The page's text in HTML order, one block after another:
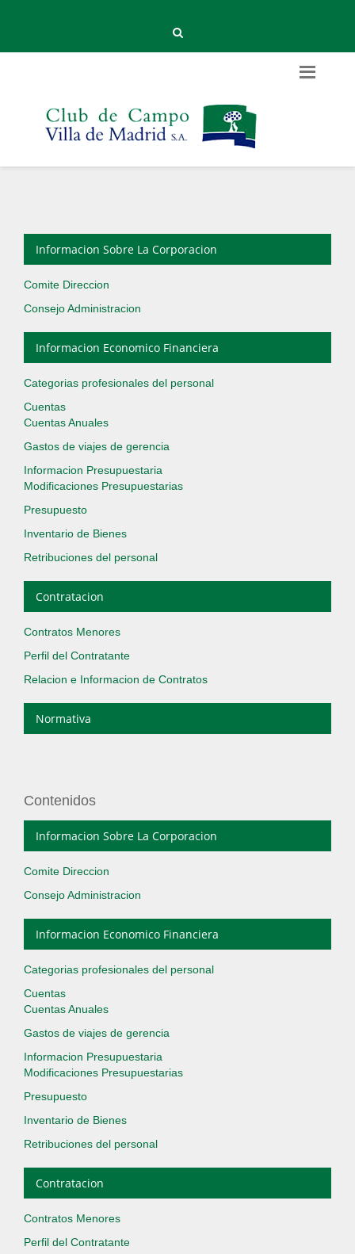
Informacion Sobre La Corporacion
Comite Direccion
Consejo Administracion
Informacion Economico Financiera
Categorias profesionales del personal
Cuentas
Cuentas Anuales
Gastos de viajes de gerencia
Informacion Presupuestaria
Modificaciones Presupuestarias
Presupuesto
Inventario de Bienes
Retribuciones del personal
Contratacion
Contratos Menores
Perfil del Contratante
Relacion e Informacion de Contratos
Normativa
Contenidos
Informacion Sobre La Corporacion
Comite Direccion
Consejo Administracion
Informacion Economico Financiera
Categorias profesionales del personal
Cuentas
Cuentas Anuales
Gastos de viajes de gerencia
Informacion Presupuestaria
Modificaciones Presupuestarias
Presupuesto
Inventario de Bienes
Retribuciones del personal
Contratacion
Contratos Menores
Perfil del Contratante